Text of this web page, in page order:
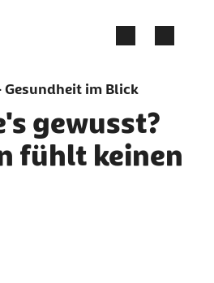
Gesundheit im Blick
gewusst?
fühlt keinen